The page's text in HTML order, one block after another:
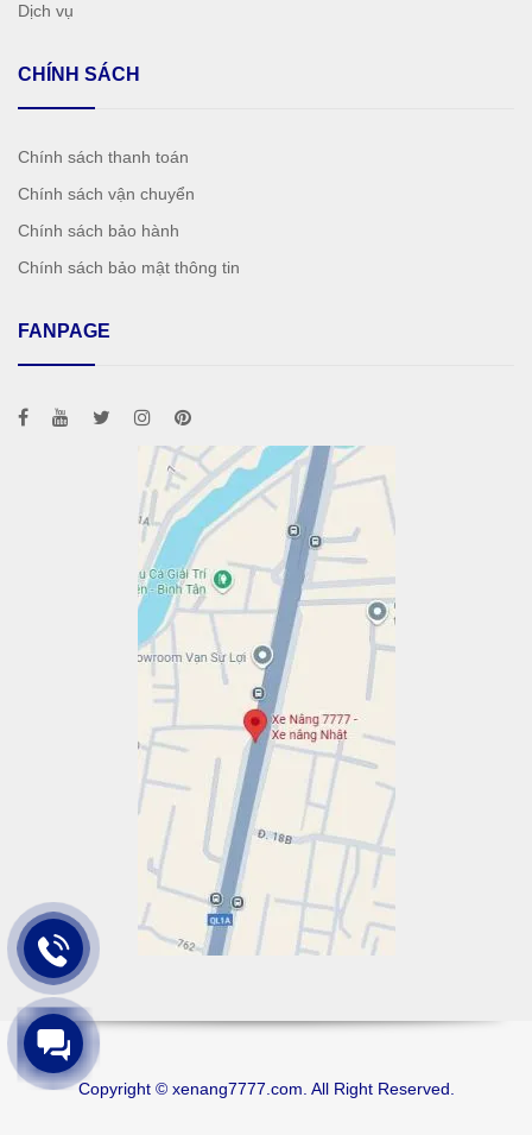
Dịch vụ
CHÍNH SÁCH
Chính sách thanh toán
Chính sách vận chuyển
Chính sách bảo hành
Chính sách bảo mật thông tin
FANPAGE
Copyright © xenang7777.com. All Right Reserved.